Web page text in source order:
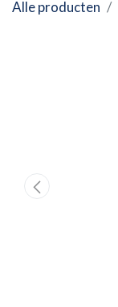
Alle producten